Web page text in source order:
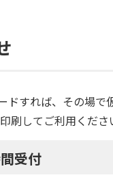
すれば、その場で
刷してご利用くださ
受付